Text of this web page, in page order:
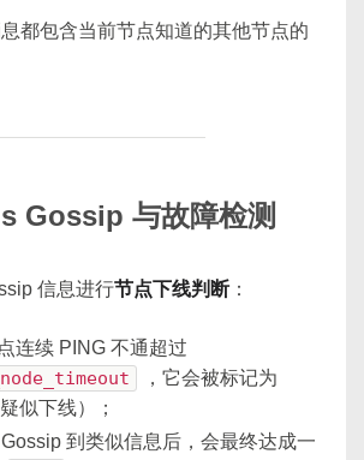
都包含当前节点知道的其他节点的
Gossip 与故障检测
信息进行节点下线判断：
连续 PING 不通超过
，它会被标记为
疑似下线）；
到类似信息后，会最终达成一